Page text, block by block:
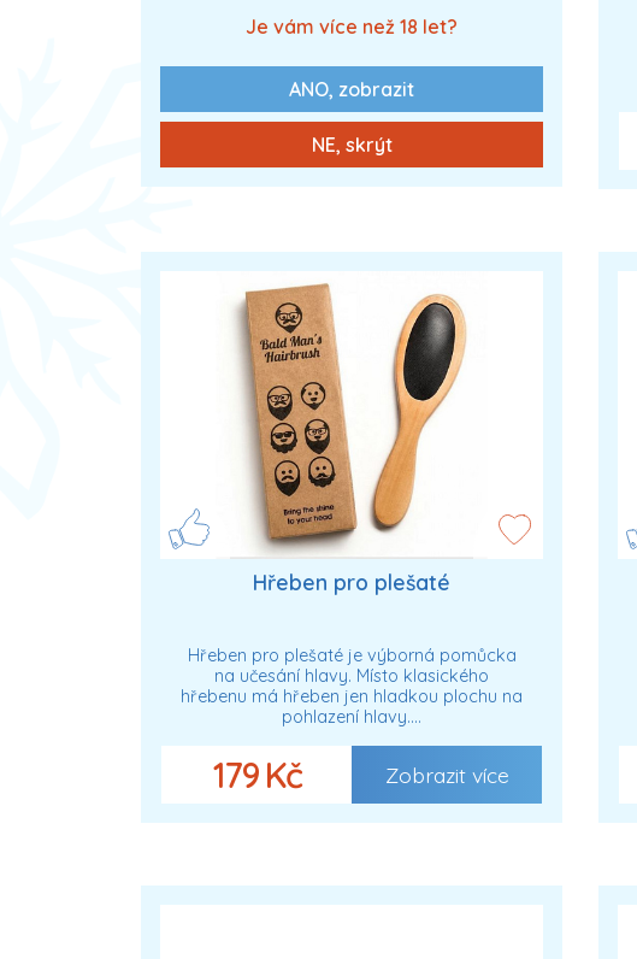
Zobrazit více
Je vám více než 18 let?
ANO, zobrazit
NE, skrýt
Hřeben pro plešaté
Hřeben pro plešaté je výborná pomůcka
na učesání hlavy. Místo klasického
hřebenu má hřeben jen hladkou plochu na
pohlazení hlavy.…
179 Kč Zobrazit více